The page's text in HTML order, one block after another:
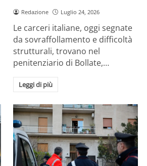
Redazione Luglio 24, 2026
Le carceri italiane, oggi segnate
da sovraffollamento e difficoltà
strutturali, trovano nel
penitenziario di Bollate,…
Leggi di più